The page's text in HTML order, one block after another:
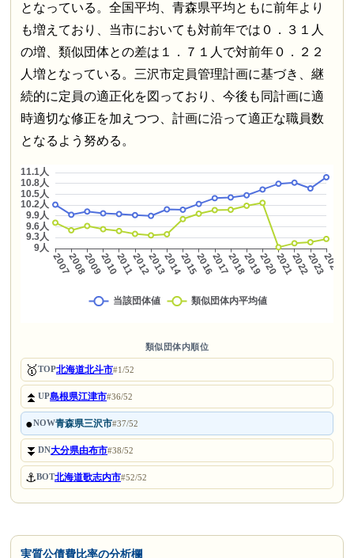
となっている。全国平均、青森県平均ともに前年より
も増えており、当市においても対前年では０．３１人
の増、類似団体との差は１．７１人で対前年０．２２
人増となっている。三沢市定員管理計画に基づき、継
続的に定員の適正化を図っており、今後も同計画に適
時適切な修正を加えつつ、計画に沿って適正な職員数
となるよう努める。
類似団体内順位
🥇TOP北海道北斗市#1/52
⏫UP島根県江津市#36/52
●NOW青森県三沢市#37/52
⏬DN大分県由布市#38/52
⚓BOT北海道歌志内市#52/52
実質公債費比率の分析欄